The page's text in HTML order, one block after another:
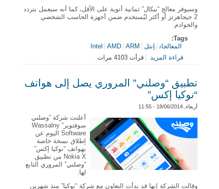
وسيوفر معالج “بيكال” ثمانية أنوية على الأقل، كما أنه سيعمل بتردد
2 جيجاهرتز أو أكثر ليُستخدم ضمن أجهزة الحاسب الشخصي
والخوادم.
Tags:
المعالجات
إنتل Intel AMD
ARM
قراءة المزيد
بمعالجات ARM
قرأت 4103 مرات
تطبيق “وصلني” المروري يصل إلى هواتف
“نوكيا إكس”
أربعاء, 18/06/2014 - 11:55
أعلنت شركة “وصلني
سوفتوير” Wassalny
Software اليوم عن
إطلاق نسخة خاصة
بهواتف “نوكيا إكس”
Nokia X من تطبيق
“وصلني” المروري التابع
لها.
وقالت الشركة إنها قد بدأت التعاون مع شركة “نوكيا” منذ شهرين